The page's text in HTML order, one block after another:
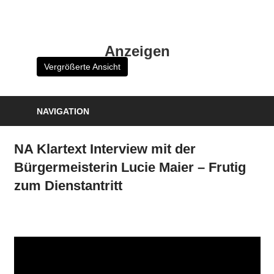
Anzeigen
Vergrößerte Ansicht
NAVIGATION
NA Klartext Interview mit der
Bürgermeisterin Lucie Maier – Frutig
zum Dienstantritt